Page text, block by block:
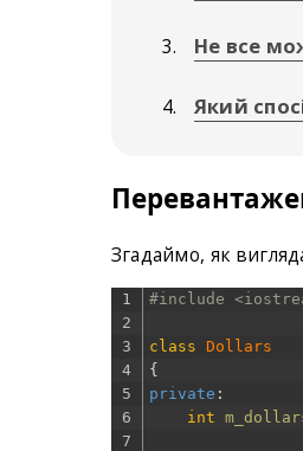
Не все
Який
Згадаймо, як
1
2
3
4
5
6
7
#include
class Dollars
{
private :
int